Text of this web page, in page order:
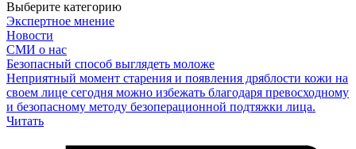
Выберите категорию
Экспертное мнение
Новости
СМИ о нас
Безопасный способ выглядеть моложе
Неприятный момент старения и появления дряблости кожи на
своем лице сегодня можно избежать благодаря превосходному
и безопасному методу безоперационной подтяжки лица.
Читать